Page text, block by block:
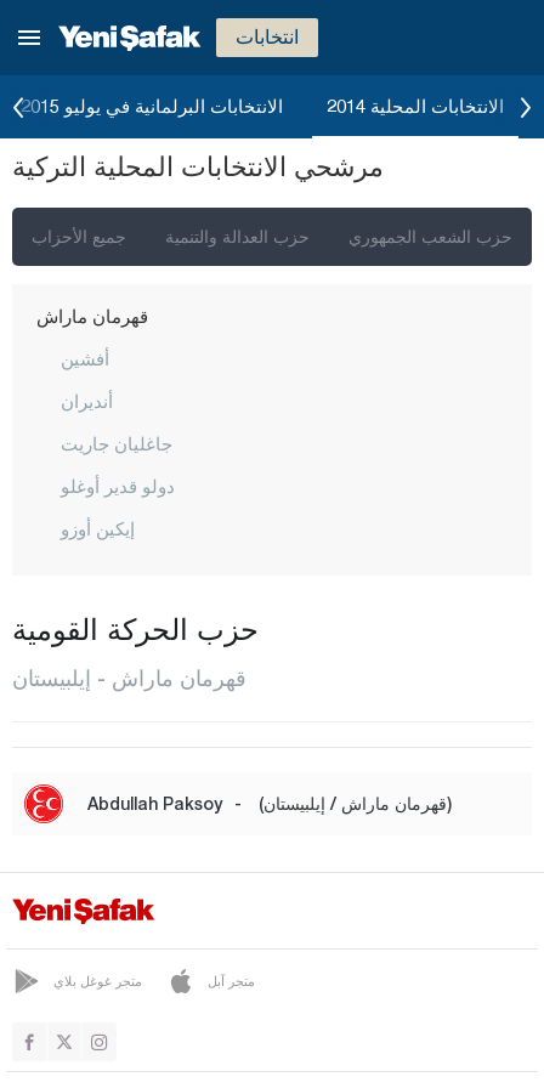
انتخابات
الانتخابات البرلمانية في يوليو 2015 الانتخابات المحلية 2014
مرشحي الانتخابات المحلية التركية
جميع الأحزاب حزب العدالة والتنمية حزب الشعب الجمهوري
غيراسون
كوموش خانة
هاكّاري
هطاي
إيسبارتا
قهرمان ماراش
أفشين
أنديران
جاغليان جاريت
دولو قدير أوغلو
إيكين أوزو
غوسون
نورحق
بازارجيك
تورك أوغلو
كرامان
كارس
كلّس
حزب الحركة القومية
قهرمان ماراش - إيلبيستان
Abdullah Paksoy - (قهرمان ماراش / إيلبيستان)
متجر غوغل بلاي متجر آبل